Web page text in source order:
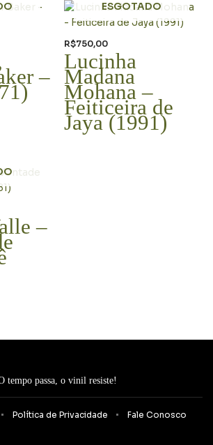
–
ESGOTADO
R$750,00
Lucinha
Madana
Mohana –
Feiticeira de
Jaya (1991)
–
tempo passa, o vinil resiste!
Política de Privacidade Fale Conosco